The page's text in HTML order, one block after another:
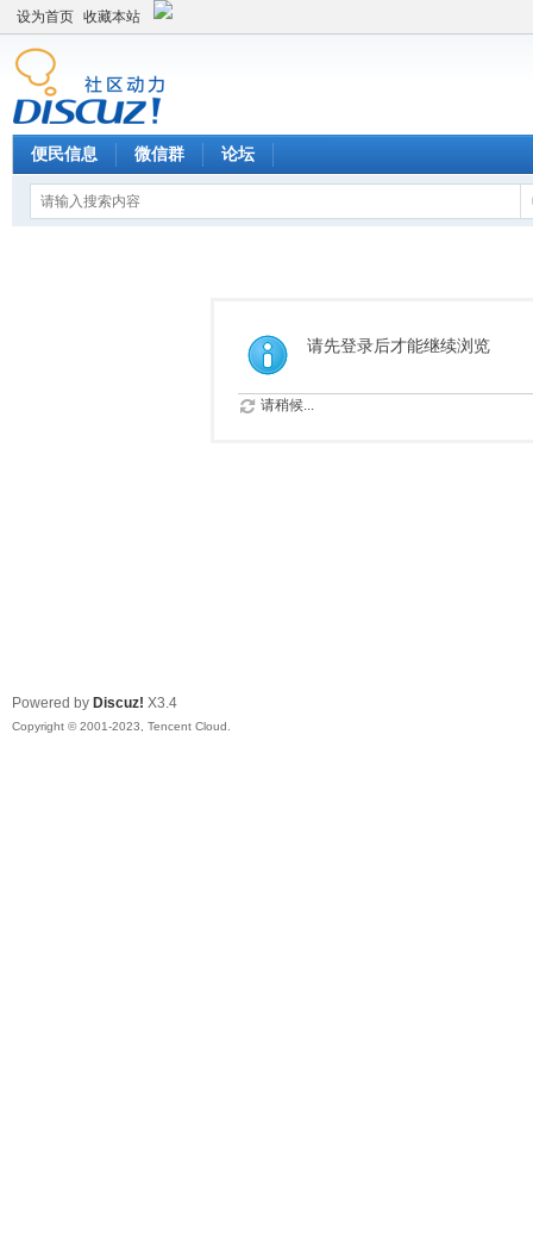
设为首页 收藏本站
便民信息 微信群 论坛
请先登录后才能继续浏览
请稍候...
Powered by Discuz! X3.4
Copyright © 2001-2023, Tencent Cloud.